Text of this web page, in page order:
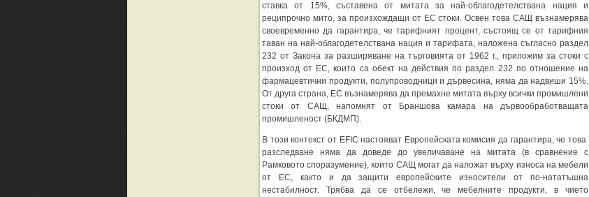
ставка от 15%, съставена от митата за най-облагодетелствана нация и
реципрочно мито, за произхождащи от ЕС стоки. Освен това САЩ възнамерява
своевременно да гарантира, че тарифният процент, състоящ се от тарифния
таван на най-облагодетелствана нация и тарифата, наложена съгласно раздел
232 от Закона за разширяване на търговията от 1962 г., приложим за стоки с
произход от ЕС, които са обект на действия по раздел 232 по отношение на
фармацевтични продукти, полупроводници и дървесина, няма да надвиши 15%.
От друга страна, ЕС възнамерява да премахне митата върху всички промишлени
стоки от САЩ, напомнят от Браншова камара на дървообработващата
промишленост (БКДМП).
В този контекст от EFIC настояват Европейската комисия да гарантира, че това
разследване няма да доведе до увеличаване на митата (в сравнение с
Рамковото споразумение), които САЩ могат да наложат върху износа на мебели
от ЕС, както и да защити европейските износители от по-нататъшна
нестабилност. Трябва да се отбележи, че мебелните продукти, в чието